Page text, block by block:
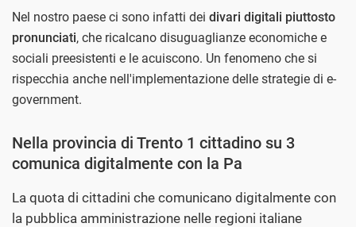
Nel nostro paese ci sono infatti dei divari digitali piuttosto
pronunciati, che ricalcano disuguaglianze economiche e
sociali preesistenti e le acuiscono. Un fenomeno che si
rispecchia anche nell'implementazione delle strategie di e-
government.
Nella provincia di Trento 1 cittadino su 3
comunica digitalmente con la Pa
La quota di cittadini che comunicano digitalmente con
la pubblica amministrazione nelle regioni italiane